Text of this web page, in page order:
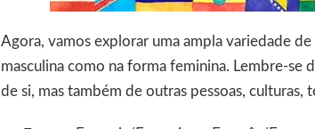
Agora, vamos explorar uma ampla variedade de
masculina como na forma feminina. Lembre-se
de si, mas também de outras pessoas, culturas,